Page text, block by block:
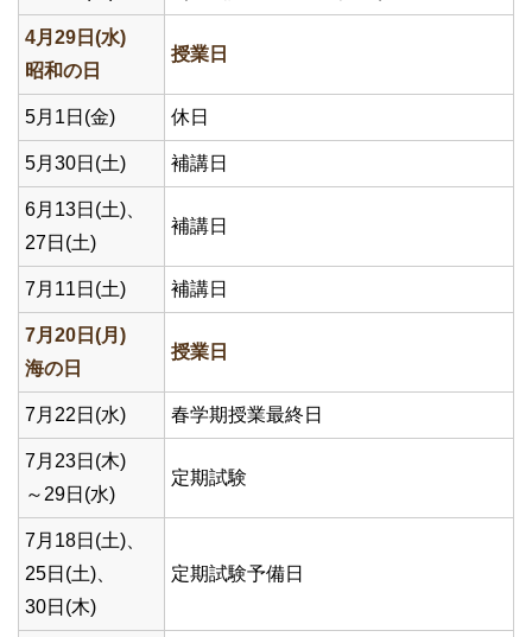
4月29日(水)
昭和の日
授業日
5月1日(金) 休日
5月30日(土) 補講日
6月13日(土)、
27日(土)
補講日
7月11日(土) 補講日
7月20日(月)
海の日
授業日
7月22日(水) 春学期授業最終日
7月23日(木)
～29日(水)
定期試験
7月18日(土)、
25日(土)、
30日(木)
定期試験予備日